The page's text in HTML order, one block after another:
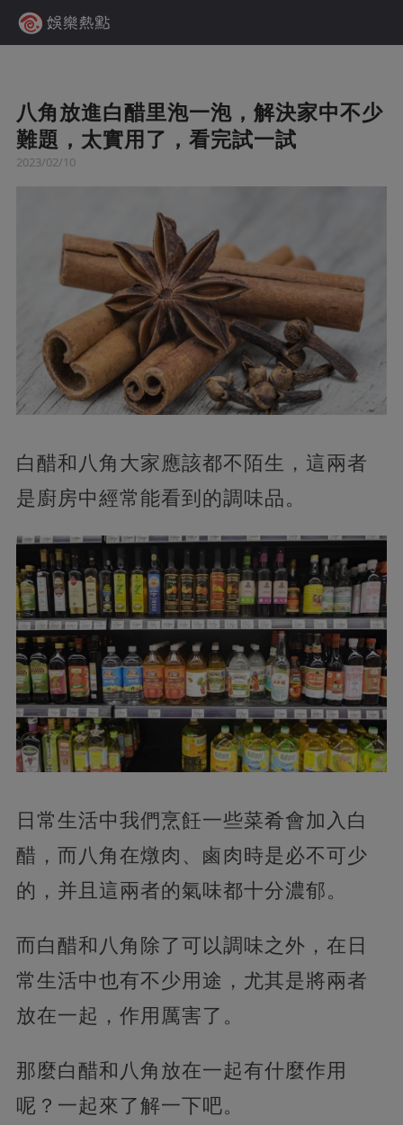
八角放進白醋里泡一泡，解決家中不少
難題，太實用了，看完試一試
2023/02/10
白醋和八角大家應該都不陌生，這兩者
是廚房中經常能看到的調味品。
日常生活中我們烹飪一些菜肴會加入白
醋，而八角在燉肉、鹵肉時是必不可少
的，并且這兩者的氣味都十分濃郁。
而白醋和八角除了可以調味之外，在日
常生活中也有不少用途，尤其是將兩者
放在一起，作用厲害了。
那麼白醋和八角放在一起有什麼作用
呢？一起來了解一下吧。